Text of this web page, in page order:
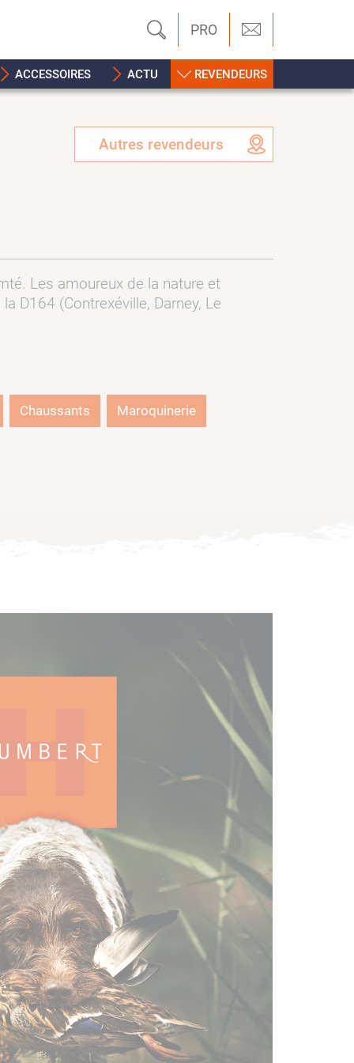
PRO
ACCESSOIRES ACTU REVENDEURS
Autres revendeurs
Les amoureux de la nature et
D164 (Contrexéville, Darney, Le
Chaussants Maroquinerie